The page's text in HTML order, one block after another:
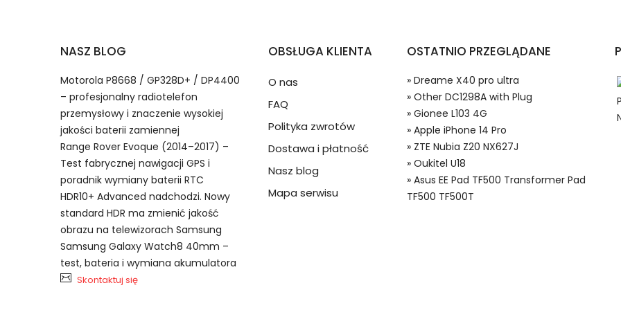
Dzięki ochronie kupujących w systemie PayPal możesz odzyskać całkowitą wartość
przedmiot do Ciebie nie dotrze lub będzie się znacznie różnić od opisu.
Numer produktu ładowarki
Model urządzenia
Numer produktu baterii
Apple CPLD-38 bateria, CPLD-38 Baterie do Smartfonów i Telefonów, Alternatywna bateria do
NASZ BLOG
Motorola P8668 / GP328D+ / DP4400
– profesjonalny radiotelefon
przemysłowy i znaczenie wysokiej
jakości baterii zamiennej
Range Rover Evoque (2014–2017) –
Test fabrycznej nawigacji GPS i
poradnik wymiany baterii RTC
HDR10+ Advanced nadchodzi. Nowy
standard HDR ma zmienić jakość
obrazu na telewizorach Samsung
Samsung Galaxy Watch8 40mm –
test, bateria i wymiana akumulatora
Skontaktuj się
OBSŁUGA KLIENTA
O nas
FAQ
Polityka zwrotów
Dostawa i płatność
Nasz blog
Mapa serwisu
OSTATNIO PRZEGLĄDANE
» Dreame X40 pro ultra
» Other DC1298A with Plug
» Gionee L103 4G
» Apple iPhone 14 Pro
» ZTE Nubia Z20 NX627J
» Oukitel U18
» Asus EE Pad TF500 Transformer Pad
TF500 TF500T